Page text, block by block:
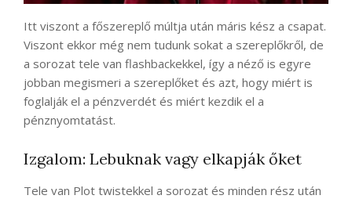
Itt viszont a főszereplő múltja után máris kész a csapat.
Viszont ekkor még nem tudunk sokat a szereplőkről, de
a sorozat tele van flashbackekkel, így a néző is egyre
jobban megismeri a szereplőket és azt, hogy miért is
foglalják el a pénzverdét és miért kezdik el a
pénznyomtatást.
Izgalom: Lebuknak vagy elkapják őket
Tele van Plot twistekkel a sorozat és minden rész után